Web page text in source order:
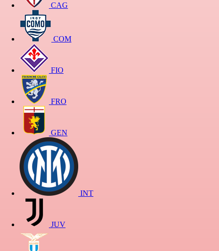
CAG
COM
FIO
FRO
GEN
INT
JUV